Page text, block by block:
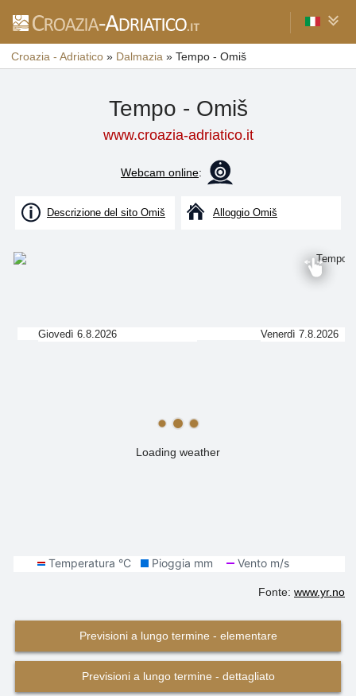
Croazia - Adriatico » Dalmazia » Tempo - Omiš
Tempo - Omiš
www.croazia-adriatico.it
Webcam online:
Descrizione del sito Omiš Alloggio Omiš
Loading weather
Giovedì 6.8.2026 Venerdì 7.8.2026
Fonte: www.yr.no
Previsioni a lungo termine - elementare
Previsioni a lungo termine - dettagliato